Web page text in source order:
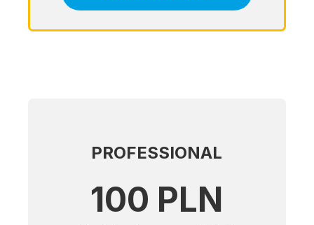
PROFESSIONAL
100 PLN